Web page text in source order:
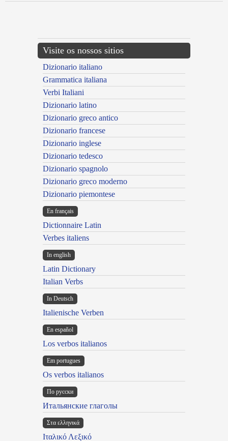
Visite os nossos sitios
Dizionario italiano
Grammatica italiana
Verbi Italiani
Dizionario latino
Dizionario greco antico
Dizionario francese
Dizionario inglese
Dizionario tedesco
Dizionario spagnolo
Dizionario greco moderno
Dizionario piemontese
En français
Dictionnaire Latin
Verbes italiens
In english
Latin Dictionary
Italian Verbs
In Deutsch
Italienische Verben
En español
Los verbos italianos
Em portugues
Os verbos italianos
По русски
Итальянские глаголы
Στα ελληνικά
Ιταλικό Λεξικό